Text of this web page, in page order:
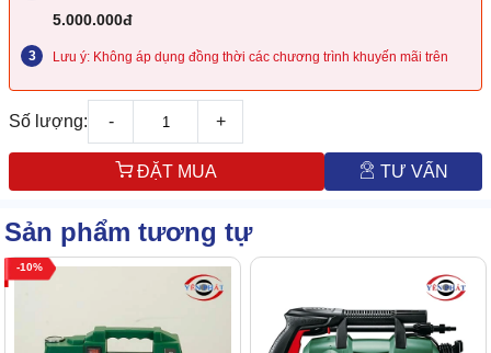
5.000.000đ
Lưu ý: Không áp dụng đồng thời các chương trình khuyến mãi trên
Số lượng: - +
ĐẶT MUA TƯ VẤN
Sản phẩm tương tự
10